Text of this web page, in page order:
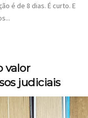
é de 8 dias. É curto. E
valor
judiciais